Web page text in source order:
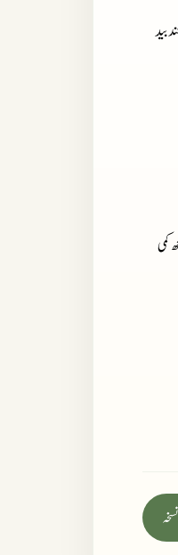
طباشیر 12 گرام، زعفران 12 گرام، جند بید
کمی